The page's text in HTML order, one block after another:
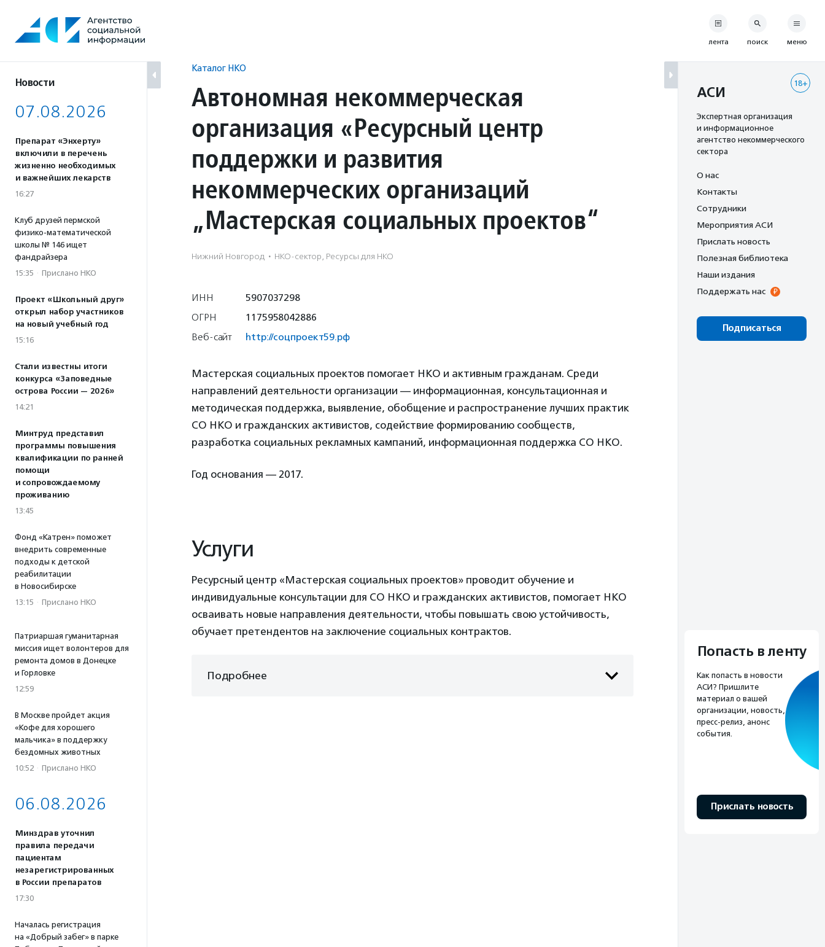
содержанию
Новости
07.08.2026
Препарат «Энхерту»
включили в перечень
жизненно необходимых
и важнейших лекарств
16:27
Клуб друзей пермской
физико-математической
школы № 146 ищет
фандрайзера
15:35 · Прислано НКО
Проект «Школьный друг»
открыл набор участников
на новый учебный год
15:16
Стали известны итоги
конкурса «Заповедные
острова России — 2026»
14:21
Минтруд представил
программы повышения
квалификации по ранней
помощи
и сопровождаемому
проживанию
13:45
Фонд «Катрен» поможет
внедрить современные
подходы к детской
реабилитации
в Новосибирске
13:15 · Прислано НКО
Патриаршая гуманитарная
миссия ищет волонтеров для
ремонта домов в Донецке
и Горловке
12:59
В Москве пройдет акция
«Кофе для хорошего
мальчика» в поддержку
бездомных животных
10:52 · Прислано НКО
06.08.2026
Минздрав уточнил
правила передачи
пациентам
незарегистрированных
в России препаратов
17:30
Началась регистрация
на «Добрый забег» в парке
Каталог НКО
Автономная некоммерческая
организация «Ресурсный центр
поддержки и развития
некоммерческих организаций
„Мастерская социальных проектов“
Нижний Новгород · НКО-сектор, Ресурсы для НКО
ИНН
5907037298
ОГРН
1175958042886
Веб-сайт
http://соцпроект59.рф
Мастерская социальных проектов помогает НКО и активным гражданам. Среди
направлений деятельности организации — информационная, консультационная и
методическая поддержка, выявление, обобщение и распространение лучших практик
СО НКО и гражданских активистов, содействие формированию сообществ,
разработка социальных рекламных кампаний, информационная поддержка СО НКО.
Год основания — 2017.
Услуги
Ресурсный центр «Мастерская социальных проектов» проводит обучение и
индивидуальные консультации для СО НКО и гражданских активистов, помогает НКО
осваивать новые направления деятельности, чтобы повышать свою устойчивость,
обучает претендентов на заключение социальных контрактов.
Подробнее
лента поиск меню
18+
АСИ
Экспертная организация
и информационное
агентство некоммерческого
сектора
О нас
Контакты
Сотрудники
Мероприятия АСИ
Прислать новость
Полезная библиотека
Наши издания
Поддержать нас
Подписаться
Попасть в ленту
Как попасть в новости
АСИ? Пришлите
материал о вашей
организации, новость,
пресс-релиз, анонс
события.
Прислать новость